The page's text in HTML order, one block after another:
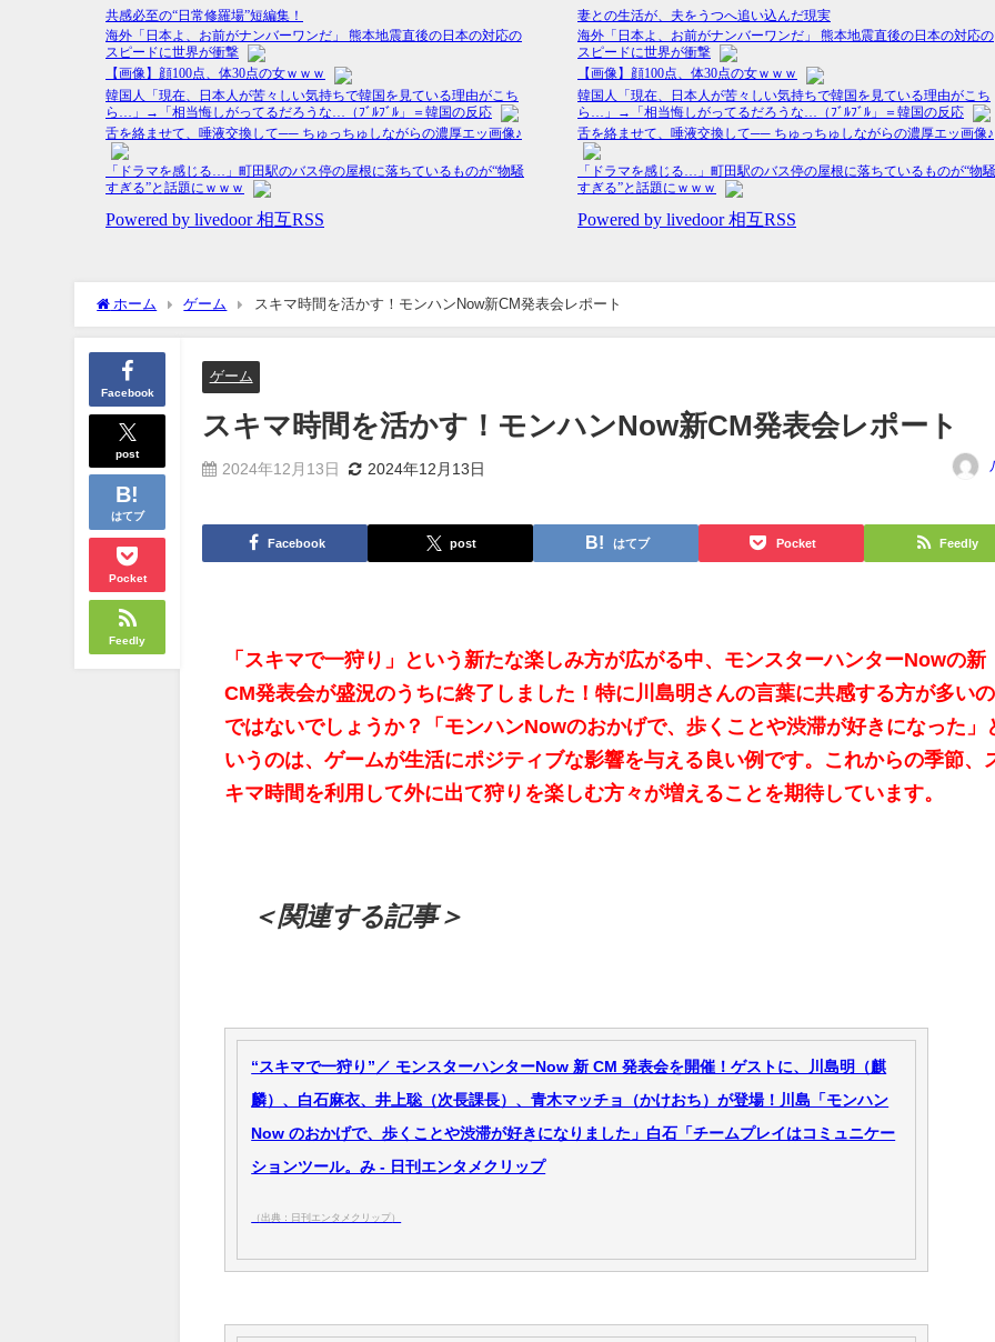
ホーム ゲーム スキマ時間を活かす！モンハンNow新CM発表会レポート
Facebook
post
はてブ
Pocket
Feedly
ゲーム
スキマ時間を活かす！モンハンNow新CM発表会レポート
2024年12月13日 2024年12月13日
Facebook post はてブ Pocket Feedly
「スキマで一狩り」という新たな楽しみ方が広がる中、モンスターハンターNowの新
CM発表会が盛況のうちに終了しました！特に川島明さんの言葉に共感する方が多いの
ではないでしょうか？「モンハンNowのおかげで、歩くことや渋滞が好きになった」
いうのは、ゲームが生活にポジティブな影響を与える良い例です。これからの季節、
キマ時間を利用して外に出て狩りを楽しむ方々が増えることを期待しています。
＜関連する記事＞
“スキマで一狩り”／ モンスターハンターNow 新 CM 発表会を開催！ゲストに、川島明（麒
麟）、白石麻衣、井上聡（次長課長）、青木マッチョ（かけおち）が登場！川島「モンハン
Now のおかげで、歩くことや渋滞が好きになりました」白石「チームプレイはコミュニケー
ションツール。み - 日刊エンタメクリップ
（出典：日刊エンタメクリップ）